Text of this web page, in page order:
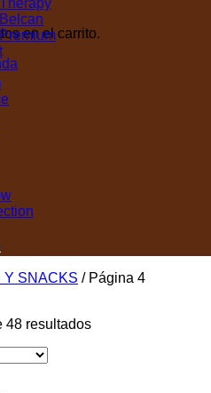
en el carrito.
Y SNACKS /Página 4
48 resultados